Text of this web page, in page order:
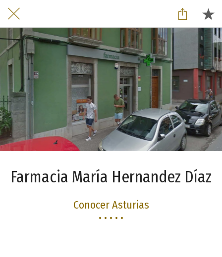
Farmacia María Hernandez Díaz
Conocer Asturias
• • • • •